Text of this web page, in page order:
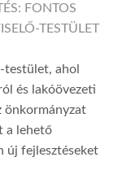
FONTOS
TESTÜLET
testület, ahol
és lakóövezeti
önkormányzat
a lehető
új fejlesztéseket